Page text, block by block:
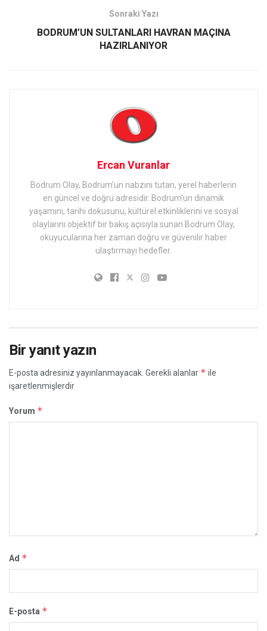
Sonraki Yazı
BODRUM’UN SULTANLARI HAVRAN MAÇINA
HAZIRLANIYOR
Ercan Vuranlar
Bodrum Olay, Bodrum'un nabzını tutan, yerel haberlerin
en güncel ve doğru adresidir. Bodrum'un dinamik
yaşamını, tarihi dokusunu, kültürel etkinliklerini ve sosyal
olaylarını objektif bir bakış açısıyla sunan Bodrum Olay,
okuyucularına her zaman doğru ve güvenilir haber
ulaştırmayı hedefler.
Bir yanıt yazın
E-posta adresiniz yayınlanmayacak. Gerekli alanlar * ile
işaretlenmişlerdir
Yorum *
Ad *
E-posta *